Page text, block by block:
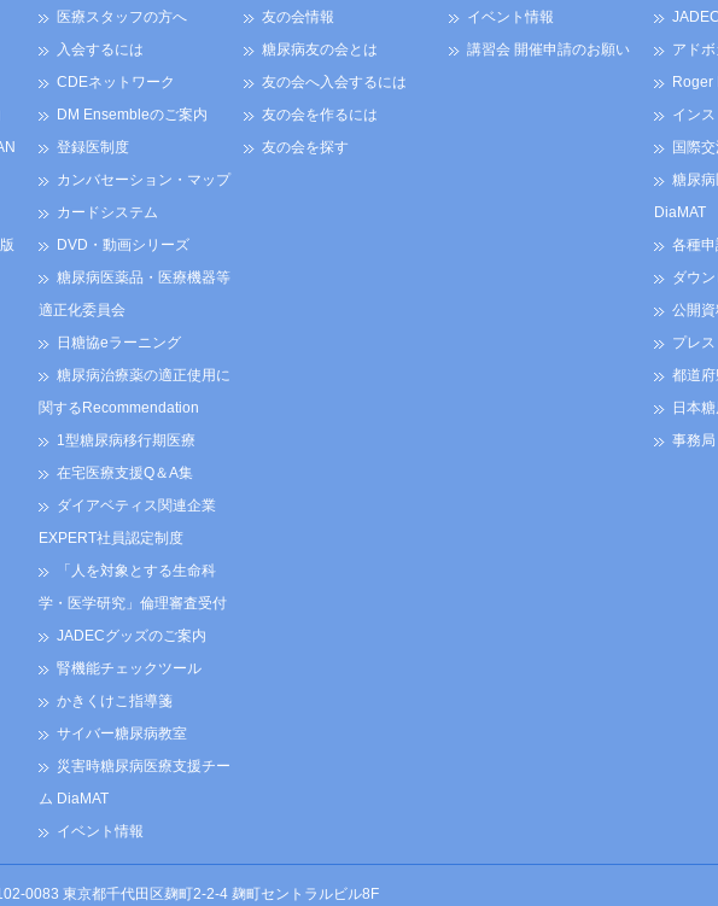
医療スタッフの方へ
入会するには
CDEネットワーク
DM Ensembleのご案内
登録医制度
カンバセーション・マップ
カードシステム
DVD・動画シリーズ
糖尿病医薬品・医療機器等
適正化委員会
日糖協eラーニング
糖尿病治療薬の適正使用に
関するRecommendation
1型糖尿病移行期医療
在宅医療支援Q＆A集
ダイアベティス関連企業
EXPERT社員認定制度
「人を対象とする生命科
学・医学研究」倫理審査受付
JADECグッズのご案内
腎機能チェックツール
かきくけこ指導箋
サイバー糖尿病教室
災害時糖尿病医療支援チー
ム DiaMAT
イベント情報
友の会情報
糖尿病友の会とは
友の会へ入会するには
友の会を作るには
友の会を探す
イベント情報
講習会 開催申請のお願い
アド
Roger
イン
国際
糖尿
DiaMAT
各種
ダウ
公開
プレ
都道
日本
事務局
0083 東京都千代田区麹町2-2-4 麹町セントラルビル8F